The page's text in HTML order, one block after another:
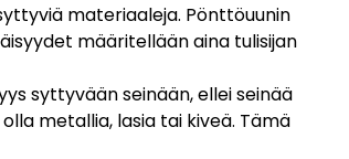
materiaaleja. Pönttöuunin
määritellään aina tulisijan
syttyvään seinään, ellei seinää
metallia, lasia tai kiveä. Tämä